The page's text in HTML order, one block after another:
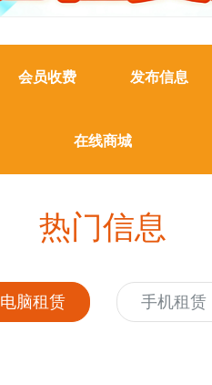
会员收费 发布信息
在线商城
热门信息
电脑租赁 手机租赁